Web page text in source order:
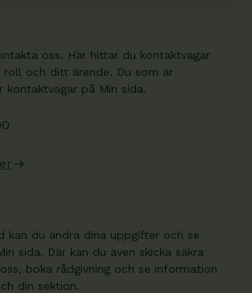
oss. Här hittar du kontaktvägar
och ditt ärende. Du som är
kontaktvägar på Min sida.
kan du ändra dina uppgifter och se
sida. Där kan du även skicka säkra
boka rådgivning och se information
din sektion.